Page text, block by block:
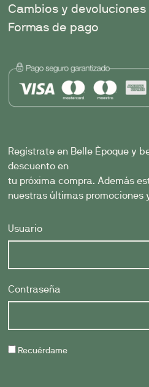
Cambios y devoluciones
Formas de pago
Regístrate en Belle Èpoque y
descuento en
tu próxima compra. Además
nuestras últimas promociones
Usuario
Contraseña
Recuérdame